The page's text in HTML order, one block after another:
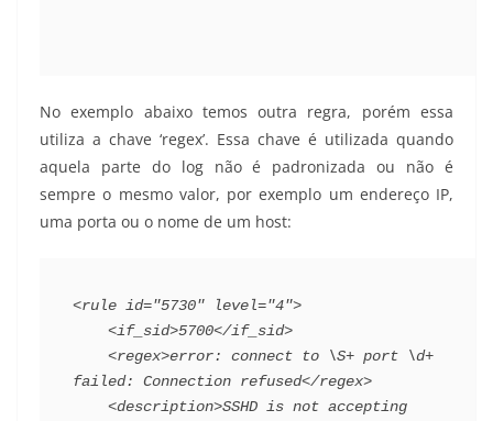
No exemplo abaixo temos outra regra, porém essa
utiliza a chave ‘regex’. Essa chave é utilizada quando
aquela parte do log não é padronizada ou não é
sempre o mesmo valor, por exemplo um endereço IP,
uma porta ou o nome de um host:
<rule id="5730" level="4">
    <if_sid>5700</if_sid>
<regex>error: connect to \S+ port \d+
failed: Connection refused</regex>
<description>SSHD is not accepting